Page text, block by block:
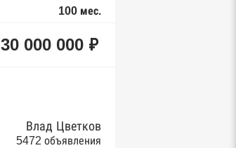
100 мес.
30 000 000 ₽
Влад Цветков
5472 объявления